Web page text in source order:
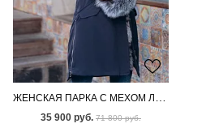
ЖЕНСКАЯ ПАРКА С МЕХОМ ЛИСЫ-ЧЕРНОБУРКИ
35 900 руб. 71 800 руб.